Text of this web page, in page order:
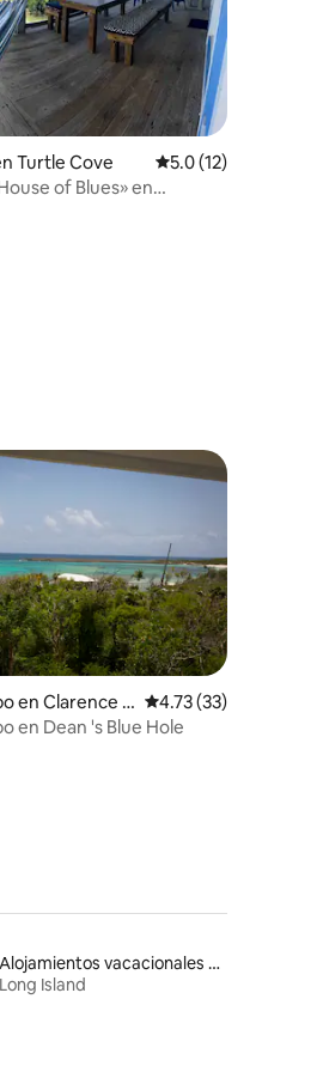
de 5, 8 reseñas
Turtle Cove Calificación
5.0 (12)
of Blues» en
de 5, 6 reseñas
en Clarence T
Calificación
4.73 (33)
en Dean 's Blue Hole
Alojamientos vacacionales que admiten mascotas
Long Island